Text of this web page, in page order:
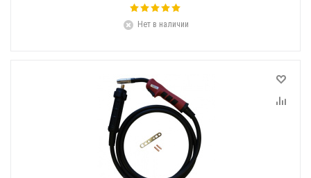
Нет в наличии